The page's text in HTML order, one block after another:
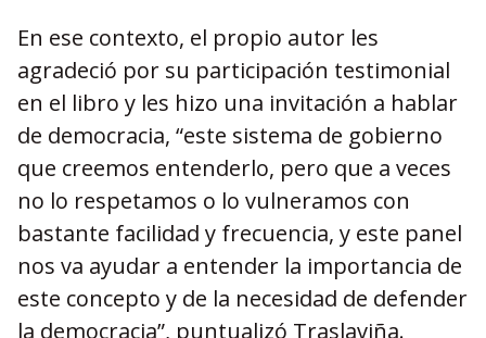
En ese contexto, el propio autor les
agradeció por su participación testimonial
en el libro y les hizo una invitación a hablar
de democracia, “este sistema de gobierno
que creemos entenderlo, pero que a veces
no lo respetamos o lo vulneramos con
bastante facilidad y frecuencia, y este panel
nos va ayudar a entender la importancia de
este concepto y de la necesidad de defender
la democracia”, puntualizó Traslaviña.